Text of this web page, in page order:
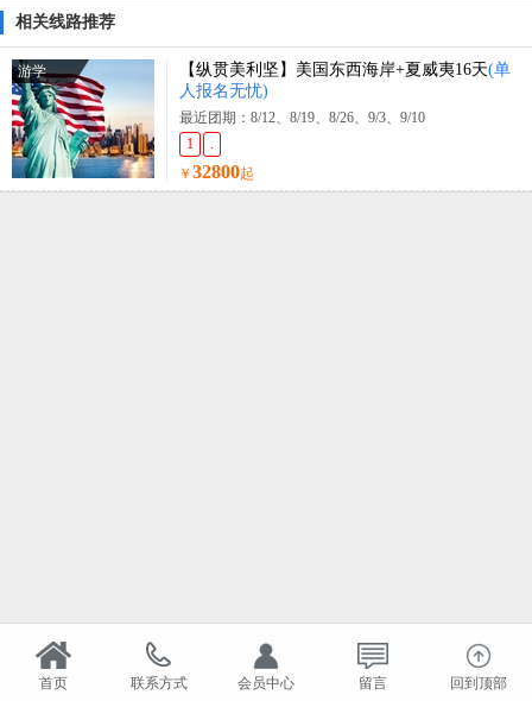
相关线路推荐
游学 【纵贯美利坚】美国东西海岸+夏威夷16天(单
人报名无忧)
最近团期：8/12、8/19、8/26、9/3、9/10
1
.
￥ 32800起
首页 联系方式 会员中心 留言 回到顶部